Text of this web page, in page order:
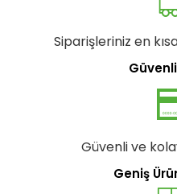
Siparişleriniz en
Güvenli ve
Geniş